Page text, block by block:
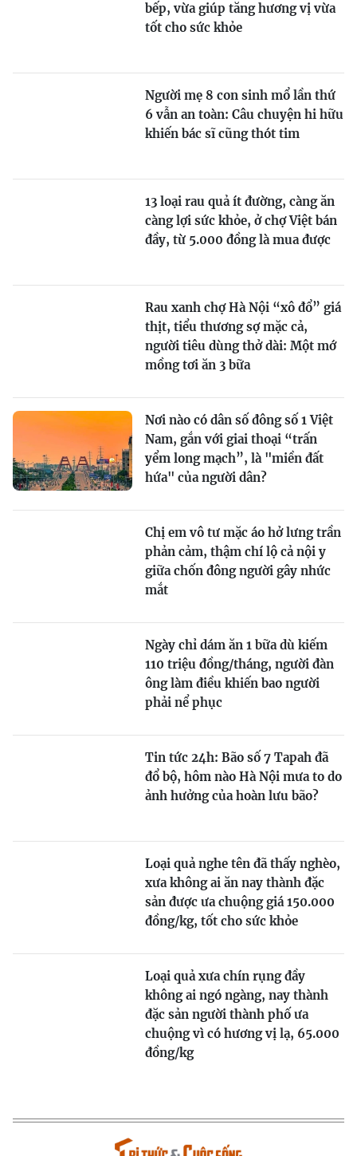
bếp, vừa giúp tăng hương vị vừa
tốt cho sức khỏe
Người mẹ 8 con sinh mổ lần thứ
6 vẫn an toàn: Câu chuyện hi hữu
khiến bác sĩ cũng thót tim
13 loại rau quả ít đường, càng ăn
càng lợi sức khỏe, ở chợ Việt bán
đầy, từ 5.000 đồng là mua được
Rau xanh chợ Hà Nội “xô đổ” giá
thịt, tiểu thương sợ mặc cả,
người tiêu dùng thở dài: Một mớ
mồng tơi ăn 3 bữa
Nơi nào có dân số đông số 1 Việt
Nam, gắn với giai thoại “trấn
yểm long mạch”, là "miền đất
hứa" của người dân?
Chị em vô tư mặc áo hở lưng trần
phản cảm, thậm chí lộ cả nội y
giữa chốn đông người gây nhức
mắt
Ngày chỉ dám ăn 1 bữa dù kiếm
110 triệu đồng/tháng, người đàn
ông làm điều khiến bao người
phải nể phục
Tin tức 24h: Bão số 7 Tapah đã
đổ bộ, hôm nào Hà Nội mưa to do
ảnh hưởng của hoàn lưu bão?
Loại quả nghe tên đã thấy nghèo,
xưa không ai ăn nay thành đặc
sản được ưa chuộng giá 150.000
đồng/kg, tốt cho sức khỏe
Loại quả xưa chín rụng đầy
không ai ngó ngàng, nay thành
đặc sản người thành phố ưa
chuộng vì có hương vị lạ, 65.000
đồng/kg